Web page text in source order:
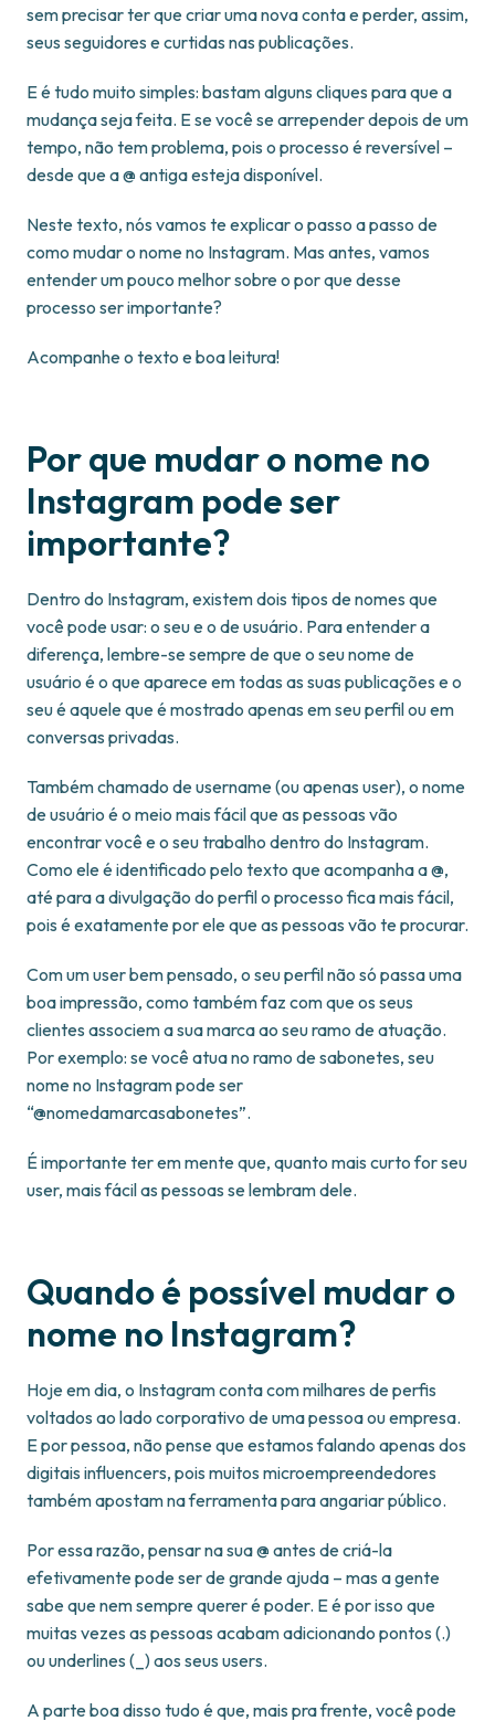
sem precisar ter que criar uma nova conta e perder, assim,
seus seguidores e curtidas nas publicações.
E é tudo muito simples: bastam alguns cliques para que a
mudança seja feita. E se você se arrepender depois de um
tempo, não tem problema, pois o processo é reversível –
desde que a @ antiga esteja disponível.
Neste texto, nós vamos te explicar o passo a passo de
como mudar o nome no Instagram. Mas antes, vamos
entender um pouco melhor sobre o por que desse
processo ser importante?
Acompanhe o texto e boa leitura!
Por que mudar o nome no
Instagram pode ser
importante?
Dentro do Instagram, existem dois tipos de nomes que
você pode usar: o seu e o de usuário. Para entender a
diferença, lembre-se sempre de que o seu nome de
usuário é o que aparece em todas as suas publicações e o
seu é aquele que é mostrado apenas em seu perfil ou em
conversas privadas.
Também chamado de username (ou apenas user), o nome
de usuário é o meio mais fácil que as pessoas vão
encontrar você e o seu trabalho dentro do Instagram.
Como ele é identificado pelo texto que acompanha a @,
até para a divulgação do perfil o processo fica mais fácil,
pois é exatamente por ele que as pessoas vão te procurar.
Com um user bem pensado, o seu perfil não só passa uma
boa impressão, como também faz com que os seus
clientes associem a sua marca ao seu ramo de atuação.
Por exemplo: se você atua no ramo de sabonetes, seu
nome no Instagram pode ser
“@nomedamarcasabonetes”.
É importante ter em mente que, quanto mais curto for seu
user, mais fácil as pessoas se lembram dele.
Quando é possível mudar o
nome no Instagram?
Hoje em dia, o Instagram conta com milhares de perfis
voltados ao lado corporativo de uma pessoa ou empresa.
E por pessoa, não pense que estamos falando apenas dos
digitais influencers, pois muitos microempreendedores
também apostam na ferramenta para angariar público.
Por essa razão, pensar na sua @ antes de criá-la
efetivamente pode ser de grande ajuda – mas a gente
sabe que nem sempre querer é poder. E é por isso que
muitas vezes as pessoas acabam adicionando pontos (.)
ou underlines (_) aos seus users.
A parte boa disso tudo é que, mais pra frente, você pode